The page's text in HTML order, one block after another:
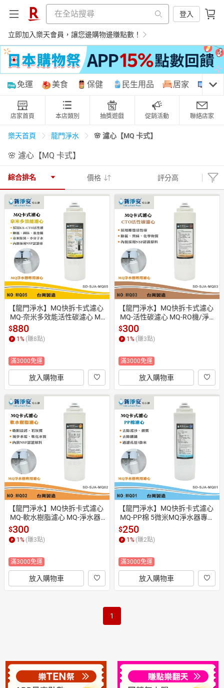
登入
立即加入樂天會員，讓您邊購物邊賺點數！
購物網分類
天天免運 美食蛋糕 養生保健
居家生活 3C家電 親子玩具
女裝 化妝保養
日本購物 電子/紙本書
免運 美食 保健 民生用品 居家 3C
店家首頁 本店類別 抽獎遊戲 促銷活動 聯絡店家
樂天首頁 龍門淨水 🌸 濾心【MQ 卡式】
🌸 濾心【MQ 卡式】
綜合排名 價格 評分高
【龍門淨水】MQ快拆卡式濾心
MQ-奈米多效能活性碳濾心 MQ
-淨水器專用濾心 好更換(MQ0
5)
$880
1 % (賺8點)
滿3000免運
放入購物車
【龍門淨水】MQ快拆卡式濾心
MQ-活性碳濾心 MQ-RO機/淨
水器專用濾心 除氯好更換(MQ0
3)
$300
1 % (賺3點)
滿3000免運
放入購物車
【龍門淨水】MQ快拆卡式濾心
MQ-軟水樹脂濾心 MQ-淨水器
專用濾心 軟水 好更換(MQ02)
$300
1% (賺3點)
滿3000免運
放入購物車
【龍門淨水】MQ快拆卡式濾心
MQ-PP棉 5微米MQ淨水器專用
濾心 好更換 除泥沙雜質(MQ01)
$250
1% (賺2點)
滿3000免運
放入購物車
1